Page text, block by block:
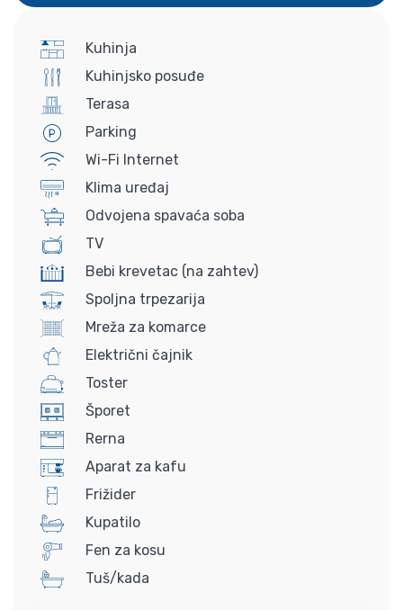
Kuhinja
Kuhinjsko posuđe
Terasa
Parking
Wi-Fi Internet
Klima uređaj
Odvojena spavaća soba
TV
Bebi krevetac (na zahtev)
Spoljna trpezarija
Mreža za komarce
Električni čajnik
Toster
Šporet
Rerna
Aparat za kafu
Frižider
Kupatilo
Fen za kosu
Tuš/kada